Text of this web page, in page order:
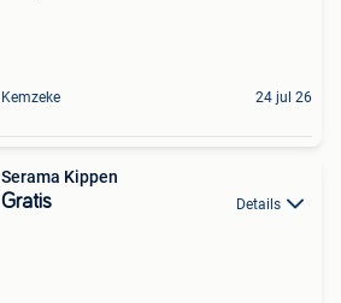
Kemzeke 24 jul 26
Serama Kippen
Gratis Details